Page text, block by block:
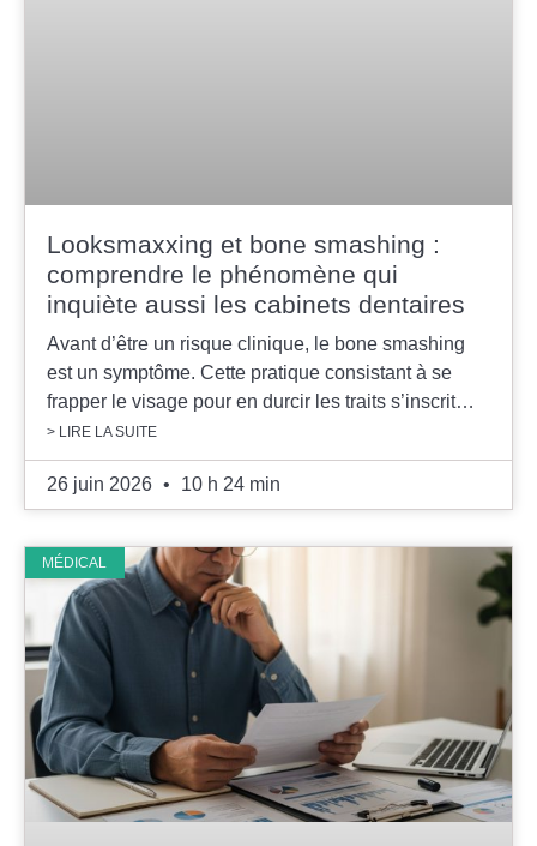
Looksmaxxing et bone smashing :
comprendre le phénomène qui
inquiète aussi les cabinets dentaires
Avant d’être un risque clinique, le bone smashing
est un symptôme. Cette pratique consistant à se
frapper le visage pour en durcir les traits s’inscrit…
> LIRE LA SUITE
26 juin 2026 10 h 24 min
MÉDICAL